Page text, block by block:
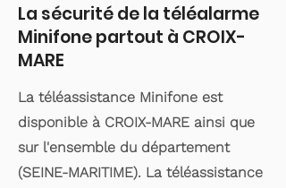
La sécurité de la téléalarme
Minifone partout à CROIX-
MARE
La téléassistance Minifone est
disponible à CROIX-MARE ainsi que
sur l'ensemble du département
(SEINE-MARITIME). La téléassistance